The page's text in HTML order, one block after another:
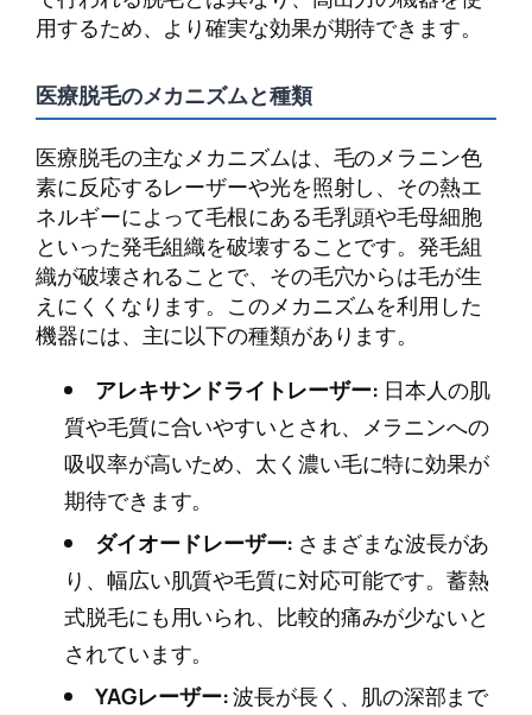
用するため、より確実な効果が期待できます。
医療脱毛のメカニズムと種類
医療脱毛の主なメカニズムは、毛のメラニン色
素に反応するレーザーや光を照射し、その熱エ
ネルギーによって毛根にある毛乳頭や毛母細胞
といった発毛組織を破壊することです。発毛組
織が破壊されることで、その毛穴からは毛が生
えにくくなります。このメカニズムを利用した
機器には、主に以下の種類があります。
アレキサンドライトレーザー: 日本人の肌
質や毛質に合いやすいとされ、メラニンへの
吸収率が高いため、太く濃い毛に特に効果が
期待できます。
ダイオードレーザー: さまざまな波長があ
り、幅広い肌質や毛質に対応可能です。蓄熱
式脱毛にも用いられ、比較的痛みが少ないと
されています。
YAGレーザー:波長が長く、肌の深部まで